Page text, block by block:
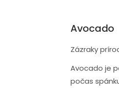
Avocado
Zázraky
Avocado je
počas